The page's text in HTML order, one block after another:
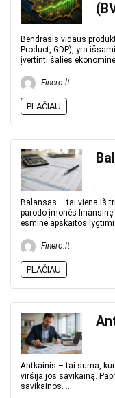
Bendrasis vidaus
Product, GDP), yra
įvertinti šalies
Finero.lt
PLAČIAU
Balansas – tai viena iš
parodo įmonės
esmine apskaitos
Finero.lt
PLAČIAU
Antkainis – tai suma,
viršija jos savikainą.
savikainos. ...